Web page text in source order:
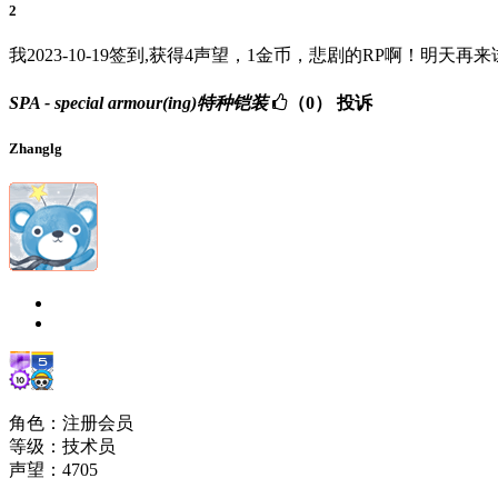
2
我2023-10-19签到,获得4声望，1金币，悲剧的RP啊！明天再来
SPA - special armour(ing)特种铠装 （0） 投诉
Zhanglg
角色：注册会员
等级：技术员
声望： 4705